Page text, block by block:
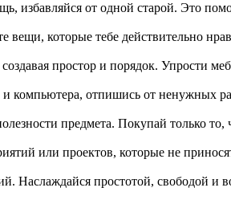
от одной старой. Это
которые тебе действительно
простор и порядок. Упрости
отпишись от ненужных
предмета. Покупай только
или проектов, которые не
Наслаждайся простотой, свободой и